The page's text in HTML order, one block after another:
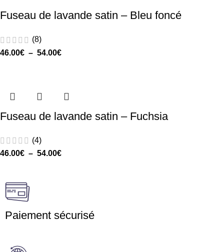
Fuseau de lavande satin – Bleu foncé
(8)
46.00€ – 54.00€
Fuseau de lavande satin – Fuchsia
(4)
46.00€ – 54.00€
Paiement sécurisé